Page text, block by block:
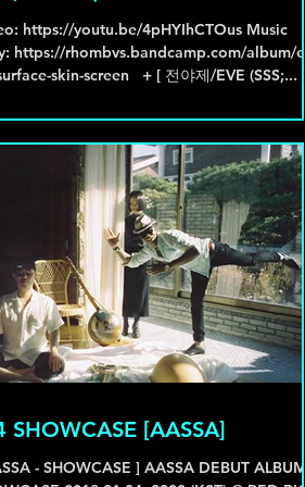
https://youtu.be/4pHYIhCTOus Music
https://rhombvs.bandcamp.com/album/
skin-screen ㅤ ㅤ + [ 전야제/EVE (SSS;...
SHOWCASE [AASSA]
- SHOWCASE ] AASSA DEBUT ALBUM